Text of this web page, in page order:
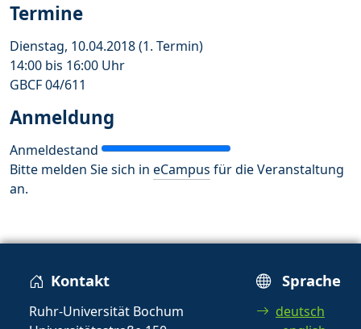
Termine
Dienstag, 10.04.2018 (1. Termin)
14:00 bis 16:00 Uhr
GBCF 04/611
Anmeldung
Anmeldestand
Bitte melden Sie sich in eCampus für die Veranstaltung
an.
Kontakt
Ruhr-Universität Bochum
Sprache
deutsch